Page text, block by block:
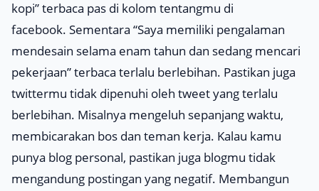
kopi” terbaca pas di kolom tentangmu di
facebook. Sementara “Saya memiliki pengalaman
mendesain selama enam tahun dan sedang mencari
pekerjaan” terbaca terlalu berlebihan. Pastikan juga
twittermu tidak dipenuhi oleh tweetyang terlalu
berlebihan. Misalnya mengeluh sepanjang waktu,
membicarakan bos dan teman kerja. Kalau kamu
punya blog personal, pastikan juga blogmu tidak
mengandung postingan yang negatif. Membangun